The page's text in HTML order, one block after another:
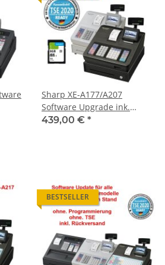
Sharp XE-A177/A207
Software Upgrade ink.
Programmierung und TSE
439,00 € *
BESTSELLER